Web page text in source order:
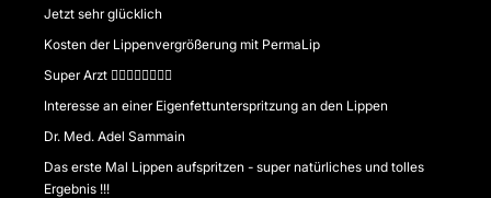
Jetzt sehr glücklich
Kosten der Lippenvergrößerung mit PermaLip
Super Arzt 👍🏽👍🏽👍🏽👍🏽
Interesse an einer Eigenfettunterspritzung an den Lippen
Dr. Med. Adel Sammain
Das erste Mal Lippen aufspritzen - super natürliches und tolles
Ergebnis !!!